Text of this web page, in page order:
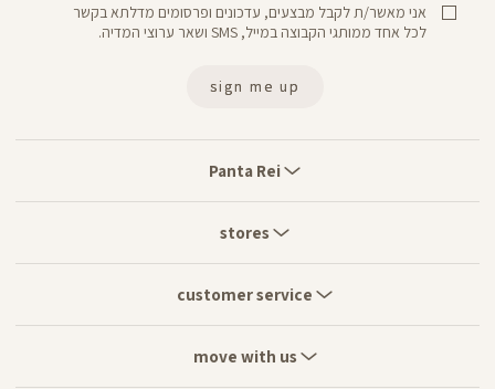
Rei
Panta Rei
stores
with
service
customer service
אני מאשר/ת לקבל מבצעים, עדכונים ופרסומים מדלתא בקשר
לכל אחד ממותגי הקבוצה במייל, SMS ושאר ערוצי המדיה.
sign me up